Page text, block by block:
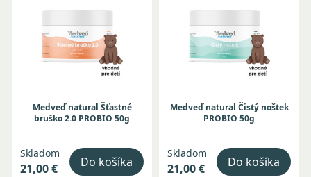
Medveď natural Šťastné
bruško 2.0 PROBIO 50g
Skladom
21,00 € Do košíka
Medveď natural Čistý noštek
PROBIO 50g
Skladom
21,00 € Do košíka